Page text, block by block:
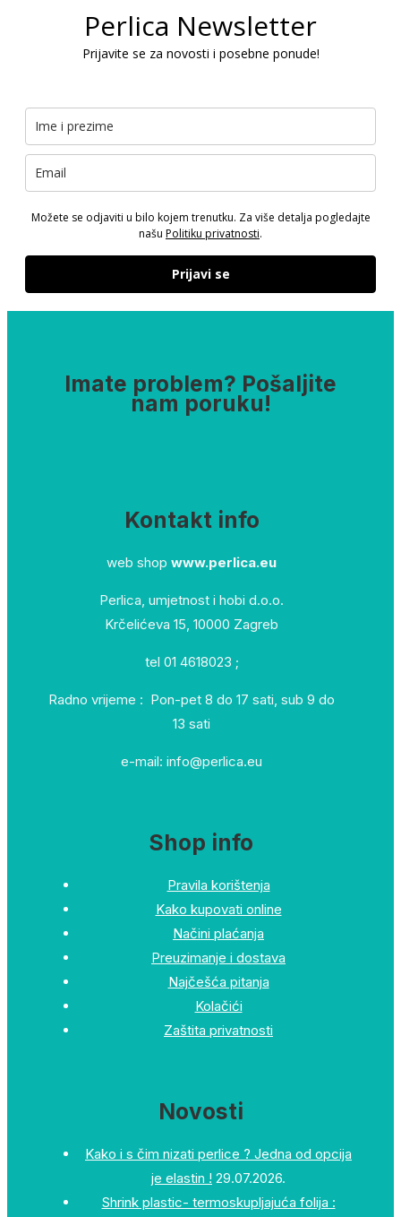
Perlica Newsletter
Prijavite se za novosti i posebne ponude!
Možete se odjaviti u bilo kojem trenutku. Za više detalja pogledajte
našu Politiku privatnosti.
Prijavi se
Imate problem? Pošaljite
nam poruku!
Kontakt info
web shop www.perlica.eu
Perlica, umjetnost i hobi d.o.o.
Krčelićeva 15, 10000 Zagreb
tel 01 4618023 ;
Radno vrijeme : Pon-pet 8 do 17 sati, sub 9 do
13 sati
e-mail: info@perlica.eu
Shop info
Pravila korištenja
Kako kupovati online
Načini plaćanja
Preuzimanje i dostava
Najčešća pitanja
Kolačići
Zaštita privatnosti
Novosti
Kako i s čim nizati perlice ? Jedna od opcija
je elastin ! 29.07.2026.
Shrink plastic- termoskupljajuća folija :